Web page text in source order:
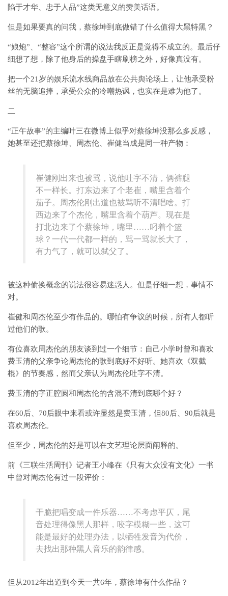
陷于才华、忠于人品”这类无意义的赞美话语。
但是如果要真的问我，蔡徐坤到底做错了什么值得大黑特黑？
“娘炮”、“整容”这个所谓的说法我反正是觉得不成立的。最后仔
细想了想，除了他身后的操盘手瞎刷榜之外，好像真没有。
把一个21岁的娱乐流水线商品放在公共舆论场上，让他承受粉
丝的无脑追捧，承受公众的冷嘲热讽，也实在是难为他了。
二
“正午故事”的主编叶三在微博上似乎对蔡徐坤没那么多反感，
她甚至还把蔡徐坤、周杰伦、崔健当成是同一种产物：
崔健刚出来也被骂，说他吐字不清，俩裤腿
不一样长。打东边来了个老崔，嘴里含着个
茄子。周杰伦刚出道也被骂听不清唱啥。打
西边来了个杰伦，嘴里含着个葫芦。现在是
打北边来了个蔡徐坤，嘴里……叼着个篮
球？一代一代都一样的，骂一骂就长大了，
有力气了，就可以弑父了。
被这种偷换概念的说法很容易迷惑人。但是仔细一想，事情不
对。
崔健和周杰伦至少有作品的。哪怕有争议的时候，所有人都听
过他们的歌。
有位喜欢周杰伦的朋友谈到过一个细节：自己小学时曾和喜欢
费玉清的父亲争论周杰伦的歌到底好不好听。她喜欢《双截
棍》的节奏感，然而父亲认为周杰伦吐字不清。
费玉清的字正腔圆和周杰伦的含混不清到底哪个好？
在60后、70后眼中来看或许显然是费玉清，但80后、90后就是
喜欢周杰伦。
但至少，周杰伦的好是可以在文艺理论层面阐释的。
前《三联生活周刊》记者王小峰在《只有大众没有文化》一书
中曾对周杰伦有过一段评价：
干脆把唱变成一件乐器……不考虑平仄，尾
音处理得像黑人那样，咬字模糊一些，这可
能是最好的处理办法，以牺牲发音为代价，
去找出那种黑人音乐的韵律感。
但从2012年出道到今天一共6年，蔡徐坤有什么作品？